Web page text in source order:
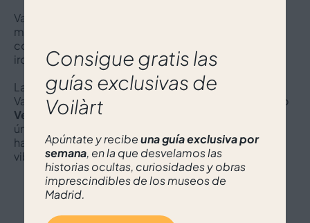
Vasconcelos explora temas como el estatus de la
mujer, la sociedad de consumo y la identidad
colectiva empleando elementos como el humor y la
ironía.
Las esculturas y monumentales instalaciones de
Vasconcelos conviven con las obras de genios como
Velázquez, Goya y Tiziano
única donde el pasado y el presente se entrelazan,
haciendo del Palacio de Liria un escenario vivo y
vibrante, capaz de unir tradición y vanguardia.
Consigue gratis las
guías exclusivas de
Voilàrt
Apúntate y recibeuna guía exclusiva por
semana, en la que desvelamos las
historias ocultas, curiosidades y obras
imprescindibles de los museos de
Madrid.